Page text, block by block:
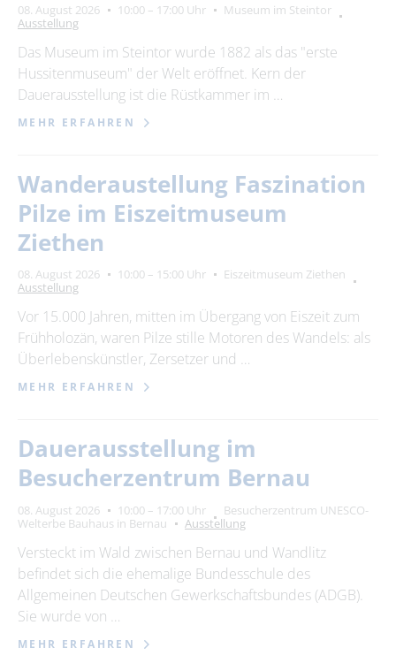
08. August 2026 10:00 – 17:00 Uhr
Museum im Steintor
Ausstellung
Das Museum im Steintor wurde 1882 als das "erste
Hussitenmuseum" der Welt eröffnet. Kern der
Dauerausstellung ist die Rüstkammer im …
MEHR ERFAHREN
Wanderaustellung Faszination
Pilze im Eiszeitmuseum
Ziethen
08. August 2026 10:00 – 15:00 Uhr
Eiszeitmuseum Ziethen
Ausstellung
Vor 15.000 Jahren, mitten im Übergang von Eiszeit zum
Frühholozän, waren Pilze stille Motoren des Wandels: als
Überlebenskünstler, Zersetzer und …
MEHR ERFAHREN
Dauerausstellung im
Besucherzentrum Bernau
08. August 2026 10:00 – 17:00 Uhr
Besucherzentrum UNESCO-
Welterbe Bauhaus in Bernau
Ausstellung
Versteckt im Wald zwischen Bernau und Wandlitz
befindet sich die ehemalige Bundesschule des
Allgemeinen Deutschen Gewerkschaftsbundes (ADGB).
Sie wurde von …
MEHR ERFAHREN